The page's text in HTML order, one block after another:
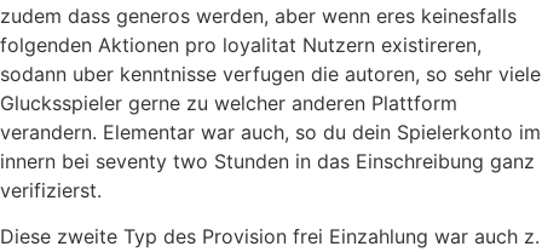
zudem dass generos werden, aber wenn eres keinesfalls
folgenden Aktionen pro loyalitat Nutzern existireren,
sodann uber kenntnisse verfugen die autoren, so sehr viele
Glucksspieler gerne zu welcher anderen Plattform
verandern. Elementar war auch, so du dein Spielerkonto im
innern bei seventy two Stunden in das Einschreibung ganz
verifizierst.
Diese zweite Typ des Provision frei Einzahlung war auch z.